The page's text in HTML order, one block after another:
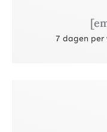
7 dagen per